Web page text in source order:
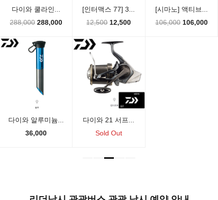
다이와 쿨라인...
288,000 288,000
[인터맥스 77] 3...
12,500 12,500
[시마노] 액티브...
106,000 106,000
다이와 알루미늄...
36,000
다이와 21 서프...
Sold Out